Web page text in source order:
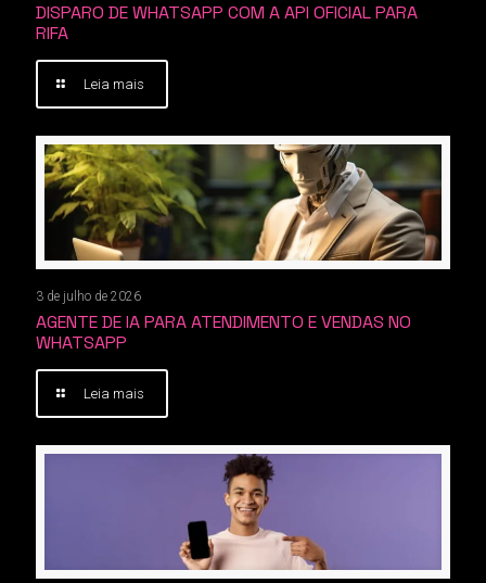
DISPARO DE WHATSAPP COM A API OFICIAL PARA
RIFA
Leia mais
3 de julho de 2026
AGENTE DE IA PARA ATENDIMENTO E VENDAS NO
WHATSAPP
Leia mais